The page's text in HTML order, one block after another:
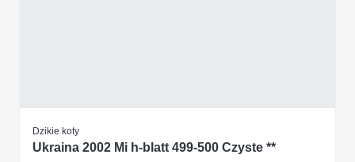
Dzikie koty
Ukraina 2002 Mi h-blatt 499-500 Czyste **